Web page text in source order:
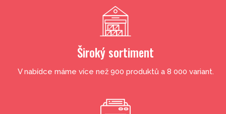
Široký sortiment
V nabídce máme více než 900 produktů a 8 000 variant.